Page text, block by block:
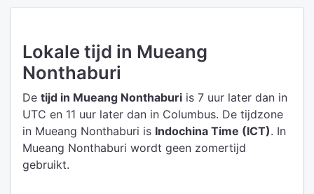
Lokale tijd in Mueang
Nonthaburi
De tijd in Mueang Nonthaburi is 7 uur later dan in
UTC en 11 uur later dan in Columbus. De tijdzone
in Mueang Nonthaburi is Indochina Time (ICT). In
Mueang Nonthaburi wordt geen zomertijd
gebruikt.